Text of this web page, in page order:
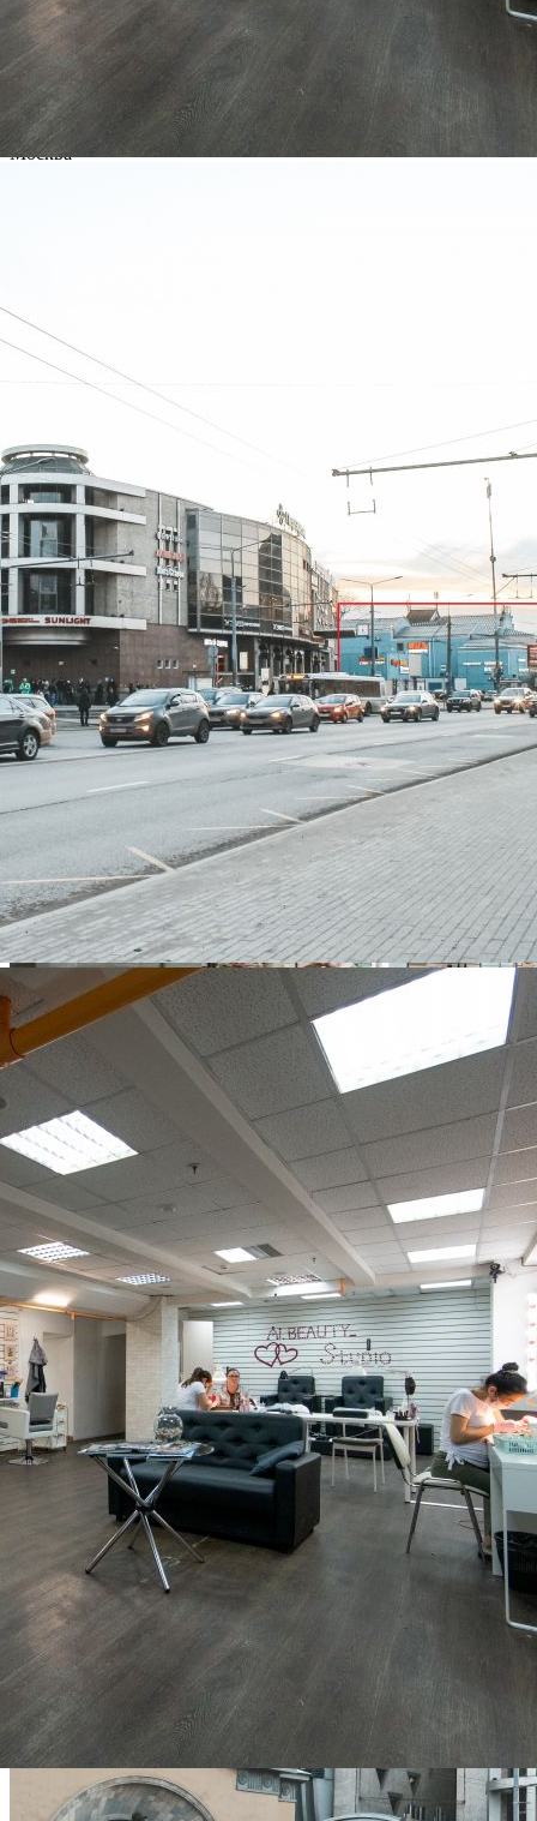
Характеристики помещения
№ объявления
103125
Дата размещения
03.05.2023
Город
Москва
Аренда
Желаемый / подходящий вид деятельности
Не указано
Назначение
39.2
Цена за помещение
47 040 руб.
Цена за 1 кв. м
1 200 руб.
О помещении